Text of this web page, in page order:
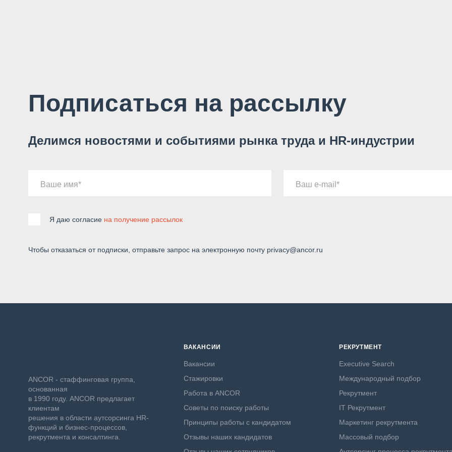
Подписаться на рассылку
Делимся новостями и событиями рынка труда и HR-индустрии
Ваше имя Ваш e-mail
Я даю согласие на получение рассылок
Чтобы отказаться от подписки, отправьте запрос на электронную почту privacy@ancor.ru
ANCOR - стаффинговая группа,
основанная
в 1990 году. ANCOR предлагает
клиентам
решения в области аутсорсинга HR-
функций и бизнес-процессов,
рекрутмента и консалтинга.
ВАКАНСИИ
Вакансии
Стажировки
Работа в ANCOR
Советы по поиску работы
Принципы работы с кандидатом
Отзывы наших кандидатов
РЕКРУТМЕНТ
Executive Search
Международный подбор
Рекрутмент
IT Рекрутмент
Маркетинг рекрутмента
Массовый подбор